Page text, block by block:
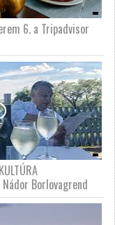
6. a Tripadvisor
Nádor Borlovagrend